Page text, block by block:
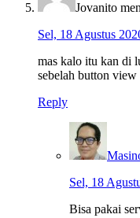
Jovanito
Sel, 18 Agustus
mas kalo itu kan di
sebelah button view
Reply
Sel, 18
Bisa pakai